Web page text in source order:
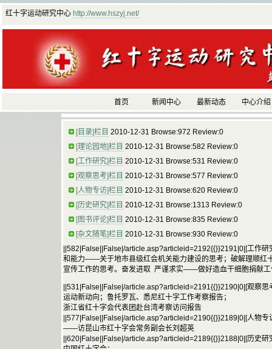
红十字运动研究中心 http://www.hszyj.net/
首页 新闻中心 最新动态 中心介绍
[目录]栏目 2010-12-31 Browse:972 Review:0
[理论园地]栏目 2010-12-31 Browse:582 Review:0
[工作研究]栏目 2010-12-31 Browse:531 Review:0
[观察思考]栏目 2010-12-31 Browse:577 Review:0
[人物专访]栏目 2010-12-31 Browse:620 Review:0
[历史研究]栏目 2010-12-31 Browse:1313 Review:0
[图书评论]栏目 2010-12-31 Browse:835 Review:0
[杂文随笔]栏目 2010-12-31 Browse:930 Review:0
||582|False||False|/article.asp?articleid=2192{{}}2191|0|[工作
和能力——关于地市县级红会机关能力建设的思考；破解理顺红
宣传工作的思考。奋发进取 严谨求实——做好造血干细胞捐献工
||531|False||False|/article.asp?articleid=2191{{}}2190|0|[观察
运动新动向；鲁托罗瓦、悉尼红十字工作考察报告；
浙江省红十字会代表团赴台湾考察访问报告
||577|False||False|/article.asp?articleid=2190{{}}2189|0|[人物
——访昆山市红十字会常务副会长刘超英
||620|False||False|/article.asp?articleid=2189{{}}2188|0|[历史